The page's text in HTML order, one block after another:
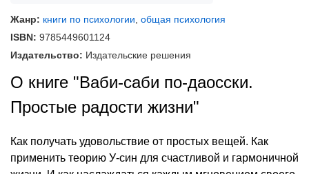
Жанр: книги по психологии общая психология
ISBN: 9785449601124
Издательство: Издательские решения
О книге "Ваби-саби по-даосски.
Простые радости жизни"
Как получать удовольствие от простых вещей. Как
применить теорию У-син для счастливой и гармоничной